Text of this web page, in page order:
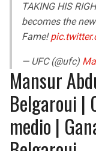
TAKING HIS
becomes the
Fame!
— UFC (@ufc)
Mansur
Belgaroui |
medio |